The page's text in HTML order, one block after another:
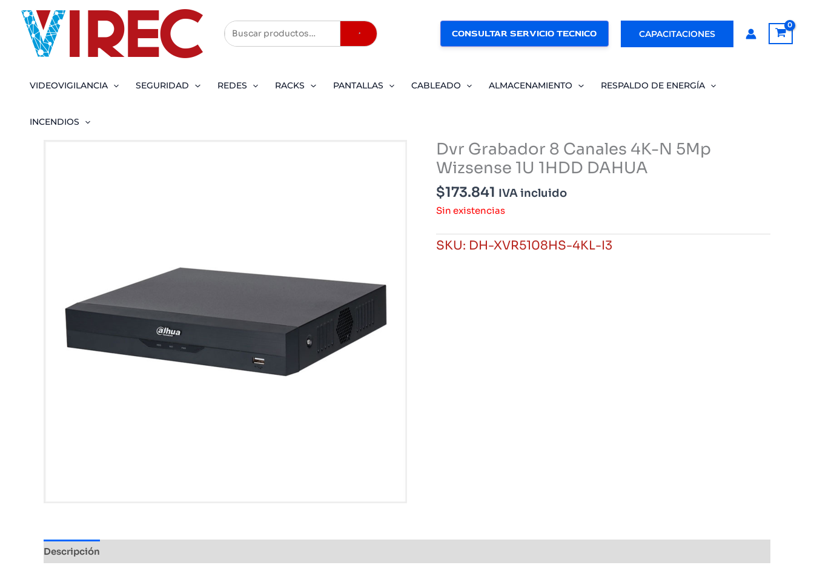
contenido
Buscar CONSULTAR SERVICIO TECNICO CAPACITACIONES
VIDEOVIGILANCIA SEGURIDAD REDES RACKS PANTALLAS CABLEADO ALMACENAMIENTO RESPALDO DE ENERGÍA
INCENDIOS
Dvr Grabador 8 Canales 4K-N 5Mp
Wizsense 1U 1HDD DAHUA
$173.841 IVA incluido
Sin existencias
SKU: DH-XVR5108HS-4KL-I3
Descripción